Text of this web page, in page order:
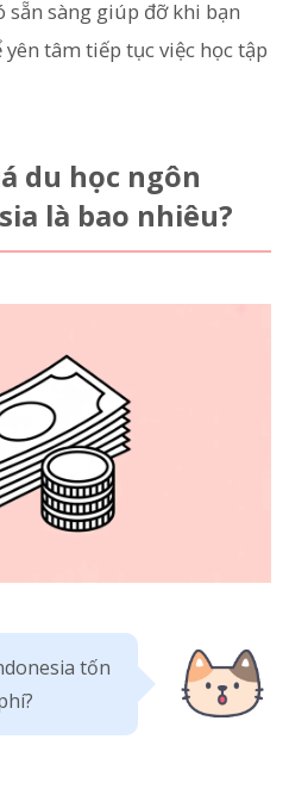
sàng giúp đỡ khi bạn
tâm tiếp tục việc học tập
du học ngôn
là bao nhiêu?
tốn